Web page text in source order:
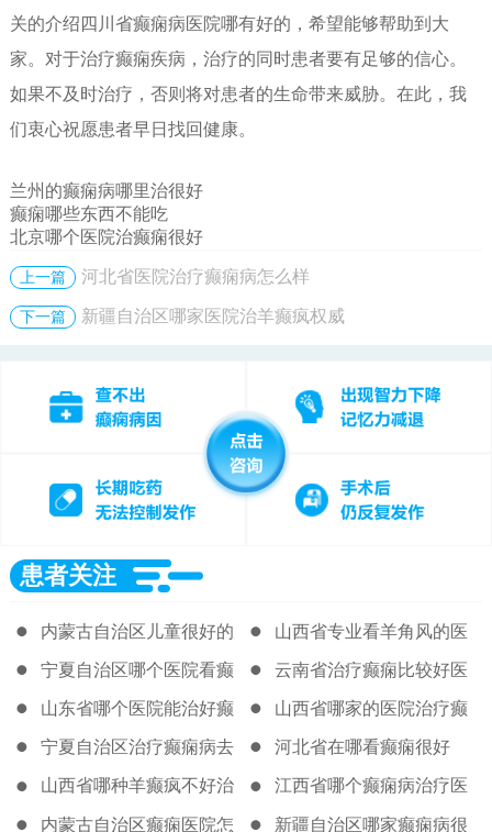
关的介绍四川省癫痫病医院哪有好的，希望能够帮助到大
家。对于治疗癫痫疾病，治疗的同时患者要有足够的信心。
如果不及时治疗，否则将对患者的生命带来威胁。在此，我
们衷心祝愿患者早日找回健康。
兰州的癫痫病哪里治很好
癫痫哪些东西不能吃
北京哪个医院治癫痫很好
上一篇 河北省医院治疗癫痫病怎么样
下一篇 新疆自治区哪家医院治羊癫疯权威
患者关注
内蒙古自治区儿童很好的
癫痫医院
山西省专业看羊角风的医
院
宁夏自治区哪个医院看癫
痫好很新
云南省治疗癫痫比较好医
院
山东省哪个医院能治好癫
痫病
山西省哪家的医院治疗癫
痫病很好
宁夏自治区治疗癫痫病去
那个医院
河北省在哪看癫痫很好
山西省哪种羊癫疯不好治 江西省哪个癫痫病治疗医
院好
内蒙古自治区癫痫医院怎 新疆自治区哪家癫痫病很